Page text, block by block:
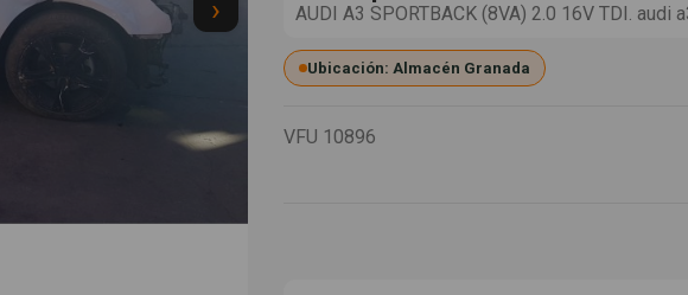
› AUDI A3 SPORTBACK (8VA) 2.0 16V TDI.
Ubicación: Almacén Granada
VFU 10896